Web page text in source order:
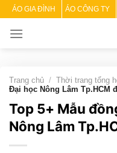
Skip
content
ÁO GIA ĐÌNH ÁO CÔNG TY
Trang chủ / Thời trang tổng
Đại học Nông Lâm Tp.HCM
Top 5+ Mẫu
Nông Lâm